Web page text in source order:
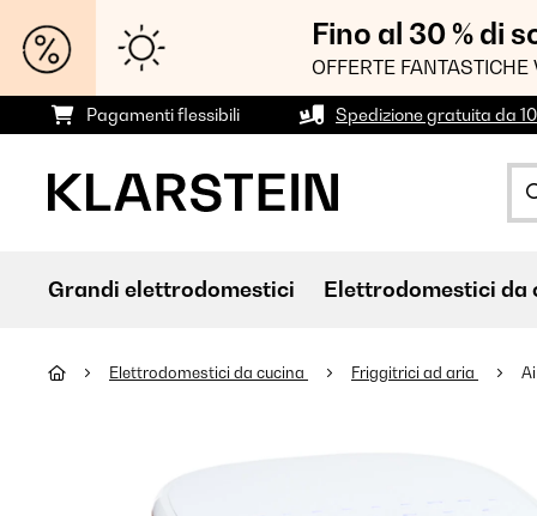
Fino al 30 % di
OFFERTE
Pagamenti flessibili Spedizione gratuita da
Grandi elettrodomestici Elettrodomestici da
Elettrodomestici da cucina Friggitrici ad aria